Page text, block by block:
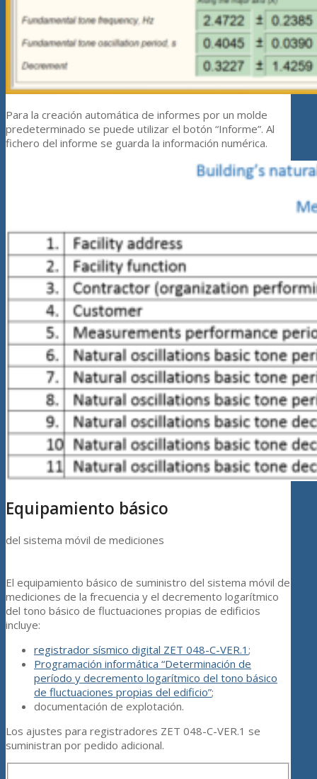
Para la creación automática de informes por un molde
predeterminado se puede utilizar el botón “Informe”. Al
fichero del informe se guarda la información numérica.
Equipamiento básico
del sistema móvil de mediciones
El equipamiento básico de suministro del sistema móvil de
mediciones de la frecuencia y el decremento logarítmico
del tono básico de fluctuaciones propias de edificios
incluye:
registrador sísmico digital ZET 048-C-VER.1 ;
Programación informática “Determinación de
período y decremento logarítmico del tono básico
de fluctuaciones propias del edificio”;
documentación de explotación.
Los ajustes para registradores ZET 048-C-VER.1 se
suministran por pedido adicional.